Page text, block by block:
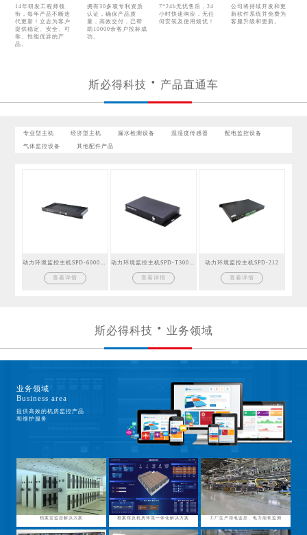
14年研发工程师领
衔，每年产品不断迭
代更新！立志为客户
提供稳定、安全、可
靠、性能优异的产
品。
拥有30多项专利资质
认证，确保产品质
量，高效交付，已帮
助10000余客户投标成
功。
7*24h无忧售后，24
小时快速响应，无任
何安装及使用烦忧！
公司将持续开发和更
新软件系统并免费为
客服升级和更新。
斯必得科技 产品直通车
专业型主机 经济型主机 漏水检测设备 温湿度传感器 配电监控设备
气体监控设备 其他配件产品
查看详情 查看详情
动力环境监控主机SPD-212
查看详情
斯必得科技 业务领域
业务领域
Business area
提供高效的机房监控产品
和维护服务
档案室监控解决方案 档案馆及机房环境一体化解决方案 工厂生产用电监控、电力能耗监测